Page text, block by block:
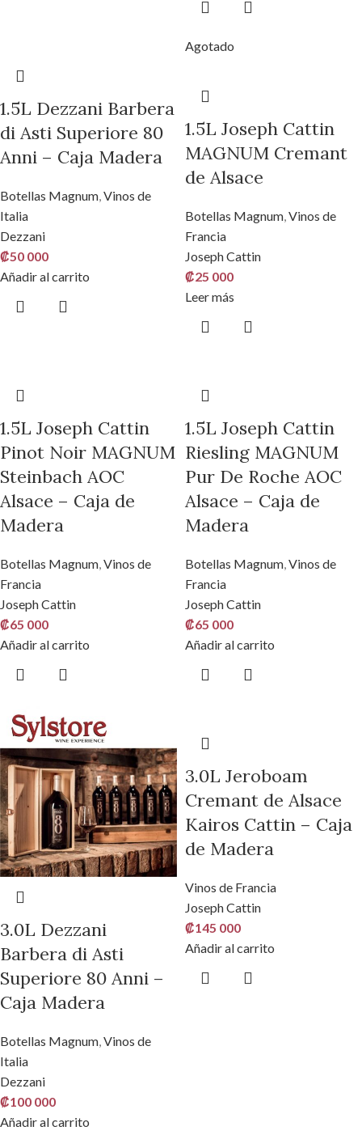
1.5L Dezzani Barbera
di Asti Superiore 80
Anni – Caja Madera
Botellas Magnum,Vinos de
Italia
Dezzani
₡50 000
Añadir al carrito
Agotado
1.5L Joseph Cattin
MAGNUM Cremant
de Alsace
Botellas Magnum,Vinos de
Francia
Joseph Cattin
₡25 000
Leer más
1.5L Joseph Cattin
Pinot Noir MAGNUM
Steinbach AOC
Alsace – Caja de
Madera
Botellas Magnum,Vinos de
Francia
Joseph Cattin
₡65 000
Añadir al carrito
1.5L Joseph Cattin
Riesling MAGNUM
Pur De Roche AOC
Alsace – Caja de
Madera
Botellas Magnum,Vinos de
Francia
Joseph Cattin
₡65 000
Añadir al carrito
3.0L Dezzani
Barbera di Asti
Superiore 80 Anni –
Caja Madera
Botellas Magnum,Vinos de
Italia
Dezzani
₡100 000
Añadir al carrito
3.0L Jeroboam
Cremant de Alsace
Kairos Cattin – Caja
de Madera
Vinos de Francia
Joseph Cattin
₡145 000
Añadir al carrito